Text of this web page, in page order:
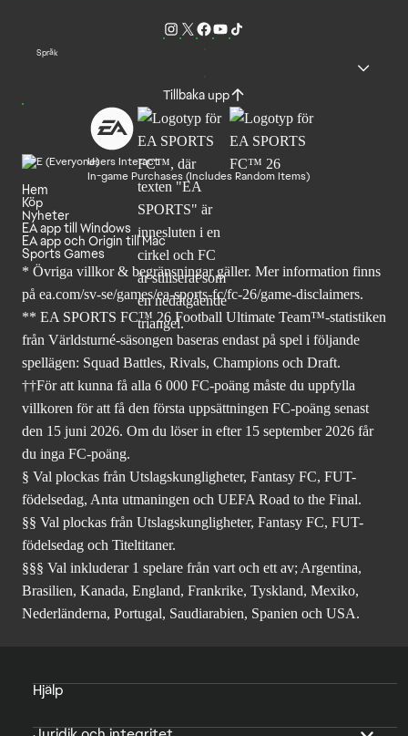
Språk
Tillbaka upp
Users Interact
In-game Purchases (Includes Random Items)
Hem
Köp
Nyheter
EA app till Windows
EA app och Origin till Mac
Sports Games
* Övriga villkor & begränsningar gäller. Merinformation finns
på ea.com/sv-se/games/ea-sports-fc/fc-26/game-disclaimers.
** EA SPORTS FC™ 26 Football Ultimate Team™-statistiken
från Världsturné-säsongen baseras endast på spel i följande
spellägen: Squad Battles, Rivals, Champions och Draft.
††För att kunna få alla 6 000 FC-poäng måste du uppfylla
villkoren för att få den första uppsättningen FC-poäng senast
den 15 juni 2026. Om du löser in efter 15 september 2026 får
du inga FC-poäng.
§ Val plockas från Utslagskungligheter, Fantasy FC, FUT-
födelsedag, Anta utmaningen och UEFA Road to the Final.
§§ Val plockas från Utslagskungligheter, Fantasy FC, FUT-
födelsedag och Titeltitaner.
§§§ Val inkluderar 1 spelare från vart och ett av; Argentina,
Brasilien, Kanada, England, Frankrike, Tyskland, Mexiko,
Nederländerna, Portugal, Saudiarabien, Spanien och USA.
Hjälp